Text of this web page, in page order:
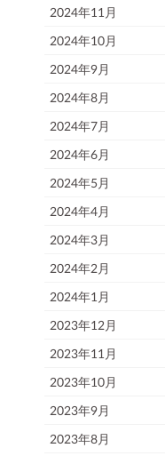
2024年11月
2024年10月
2024年9月
2024年8月
2024年7月
2024年6月
2024年5月
2024年4月
2024年3月
2024年2月
2024年1月
2023年12月
2023年11月
2023年10月
2023年9月
2023年8月